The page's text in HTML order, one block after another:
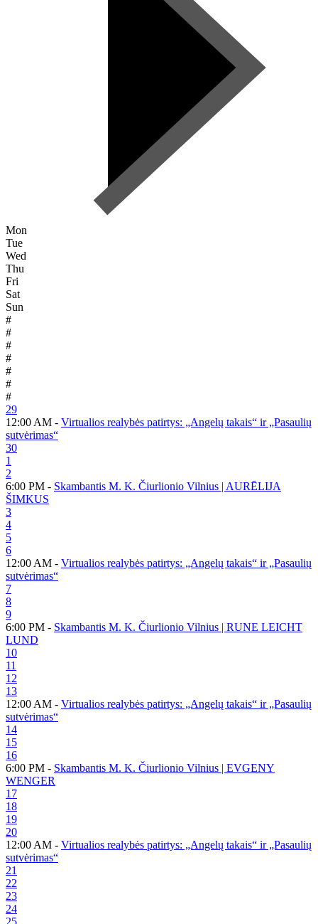
Mon
Tue
Wed
Thu
Fri
Sat
Sun
#
#
#
#
#
#
#
29
12:00 AM - Virtualios realybės patirtys: „Angelų takais“ ir „Pasaulių
sutvėrimas“
30
1
2
6:00 PM - Skambantis M. K. Čiurlionio Vilnius | AURĒLIJA
ŠIMKUS
3
4
5
6
12:00 AM - Virtualios realybės patirtys: „Angelų takais“ ir „Pasaulių
sutvėrimas“
7
8
9
6:00 PM - Skambantis M. K. Čiurlionio Vilnius | RUNE LEICHT
LUND
10
11
12
13
12:00 AM - Virtualios realybės patirtys: „Angelų takais“ ir „Pasaulių
sutvėrimas“
14
15
16
6:00 PM - Skambantis M. K. Čiurlionio Vilnius | EVGENY
WENGER
17
18
19
20
12:00 AM - Virtualios realybės patirtys: „Angelų takais“ ir „Pasaulių
sutvėrimas“
21
22
23
24
25